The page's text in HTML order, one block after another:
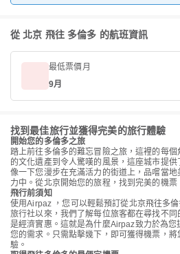
從 北京 飛往 多倫多 的航班資訊
最低票價月
9月
找到最佳旅行並獲得完美的旅行體驗
開始您的多倫多之旅
踏上前往多倫多的難忘冒險之旅，這裡的每
的文化遺產到令人驚嘆的風景，這座城市提
像一下您漫步在充滿活力的街道上，品嚐當
力中。從北京開始您的旅程，找到完美的機票
飛行前須知
使用Airpaz ，您可以輕鬆預訂從北京飛往多
旅行社以來，我們了解每位旅客都在尋找不
是經濟實惠。這就是為什麼Airpaz致力於為您
您的需求。只需點擊幾下，即可獲得機票，
驗。